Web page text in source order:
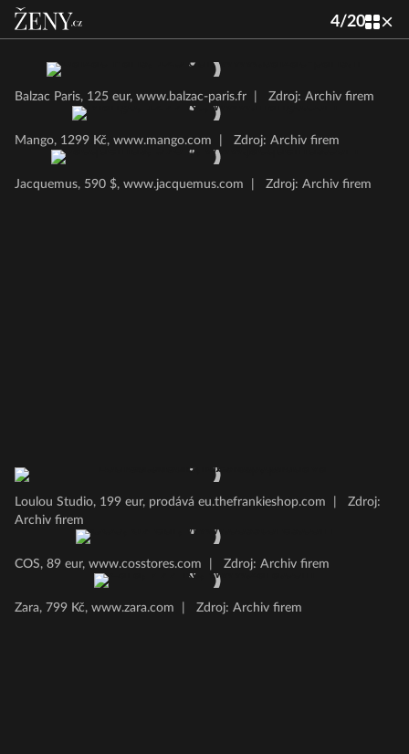
4/20
Balzac Paris, 125 eur, www.balzac-paris.fr Zdroj: Archiv firem
Mango, 1299 Kč, www.mango.com Zdroj: Archiv firem
Jacquemus, 590 $, www.jacquemus.com Zdroj: Archiv firem
Loulou Studio, 199 eur, prodává eu.thefrankieshop.com
Zdroj:
Archiv firem
COS, 89 eur, www.cosstores.com Zdroj: Archiv firem
Zara, 799 Kč, www.zara.com Zdroj: Archiv firem